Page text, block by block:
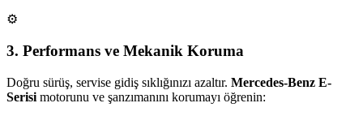
⚙️
3. Performans ve Mekanik Koruma
Doğru sürüş, servise gidiş sıklığınızı azaltır. Mercedes-Benz E-
Serisi motorunu ve şanzımanını korumayı öğrenin: